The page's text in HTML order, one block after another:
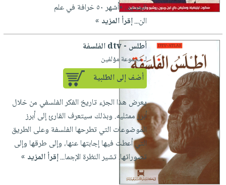
الجديد، «أشهر ٥٠ خرافة في علم
الن...إقرأ المزيد »
أطلس - dtv الفلسفة
لـ مجموعة مؤلفين
أضف إلى الطلبية
يعرض هذا الجزء تاريخ الفكر الفلسفي من خلال
أبرز ممثليه. وبذلك سيتعرف القارئ إلى أبرز
الموضوعات التي تطرحها الفلسفة وعلى الطريق
التي أعطت فيها إجابتها عنها، وإلى طرقها وإلى
تصوراتها. تشير النظرة الإجما...إقرأ المزيد »